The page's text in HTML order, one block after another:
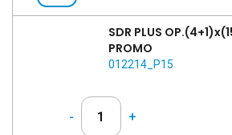
SDR PLUS
PROMO
012214_P15
- +